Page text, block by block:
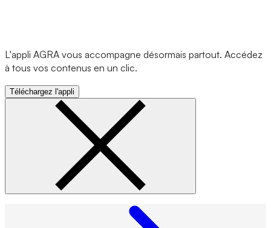
L'appli AGRA vous accompagne désormais partout. Accédez
à tous vos contenus en un clic.
Téléchargez l'appli